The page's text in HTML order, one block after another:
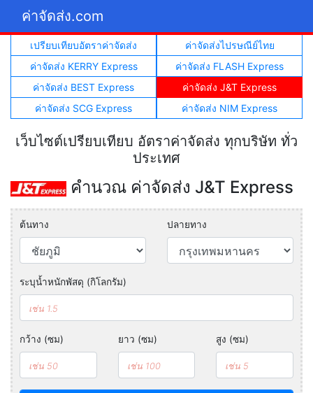
ค่าจัดส่ง.com
เปรียบเทียบอัตราค่าจัดส่ง
ค่าจัดส่งไปรษณีย์ไทย
ค่าจัดส่ง KERRY Express
ค่าจัดส่ง FLASH Express
ค่าจัดส่ง BEST Express
ค่าจัดส่ง J&T Express
ค่าจัดส่ง SCG Express
ค่าจัดส่ง NIM Express
เว็บไซต์เปรียบเทียบ อัตราค่าจัดส่ง ทุกบริษัท ทั่ว
ประเทศ
คำนวณ ค่าจัดส่ง J&T Express
ต้นทาง ปลายทาง
ระบุน้ำหนักพัสดุ (กิโลกรัม)
กว้าง (ซม) ยาว (ซม) สูง (ซม)